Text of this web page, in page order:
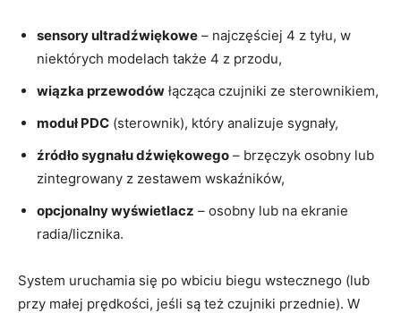
sensory ultradźwiękowe – najczęściej 4 z tyłu, w
niektórych modelach także 4 z przodu,
wiązka przewodów łącząca czujniki ze sterownikiem,
moduł PDC (sterownik), który analizuje sygnały,
źródło sygnału dźwiękowego – brzęczyk osobny lub
zintegrowany z zestawem wskaźników,
opcjonalny wyświetlacz – osobny lub na ekranie
radia/licznika.
System uruchamia się po wbiciu biegu wstecznego (lub
przy małej prędkości, jeśli są też czujniki przednie). W